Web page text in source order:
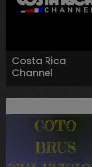
Costa Rica
Channel